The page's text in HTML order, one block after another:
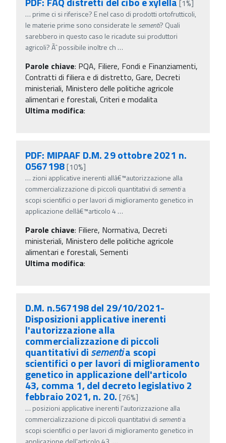
[1%]
… prime ci si riferisce? E nel caso di prodotti ortofrutticoli,
le materie prime sono considerate le sementi? Quali
sarebbero in questo caso le ricadute sui produttori
agricoli? Ãˆ possibile inoltre ch …
Parole chiave: PQA, Filiere, Fondi e Finanziamenti,
Contratti di filiera e di distretto, Gare, Decreti
ministeriali, Ministero delle politiche agricole
alimentari e forestali, Criteri e modalita
Ultima modifica:
PDF: MIPAAF D.M. 29 ottobre 2021 n.
0567198[10%]
… zioni applicative inerenti allâ€™autorizzazione alla
commercializzazione di piccoli quantitativi di sementia
scopi scientifici o per lavori di miglioramento genetico in
applicazione dellâ€™articolo 4 …
Parole chiave: Filiere, Normativa, Decreti
ministeriali, Ministero delle politiche agricole
alimentari e forestali, Sementi
Ultima modifica:
D.M. n.567198 del 29/10/2021-
Disposizioni applicative inerenti
l'autorizzazione alla
commercializzazione di piccoli
quantitativi disementia scopi
scientifici o per lavori di miglioramento
genetico in applicazione dell'articolo
43, comma 1, del decreto legislativo 2
febbraio 2021, n. 20.[76%]
… posizioni applicative inerenti l'autorizzazione alla
commercializzazione di piccoli quantitativi di sementia
scopi scientifici o per lavori di miglioramento genetico in